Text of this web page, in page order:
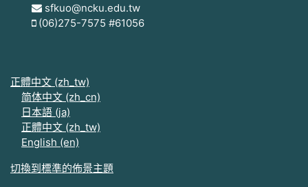
sfkuo@ncku.edu.tw
(06)275-7575 #61056
正體中文 ‎(zh_tw)‎
简体中文 ‎(zh_cn)‎
日本語 ‎(ja)‎
正體中文 ‎(zh_tw)‎
English ‎(en)‎
切換到標準的佈景主題